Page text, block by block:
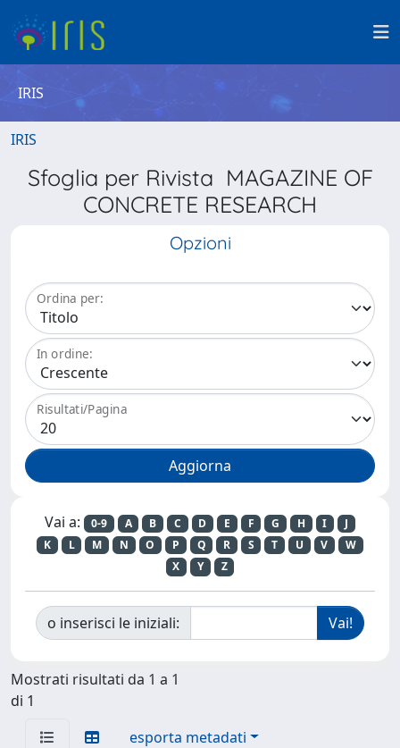
IRIS
IRIS
Sfoglia per Rivista MAGAZINE OF
CONCRETE RESEARCH
Opzioni
Ordina per:
In ordine:
Risultati/Pagina
Vai a: 0-9 A B C D E F G H I
J
K
L M N O P Q R S T U V
W
X
Y Z
o inserisci le iniziali:
Mostrati risultati da 1 a 1
di 1
esporta metadati